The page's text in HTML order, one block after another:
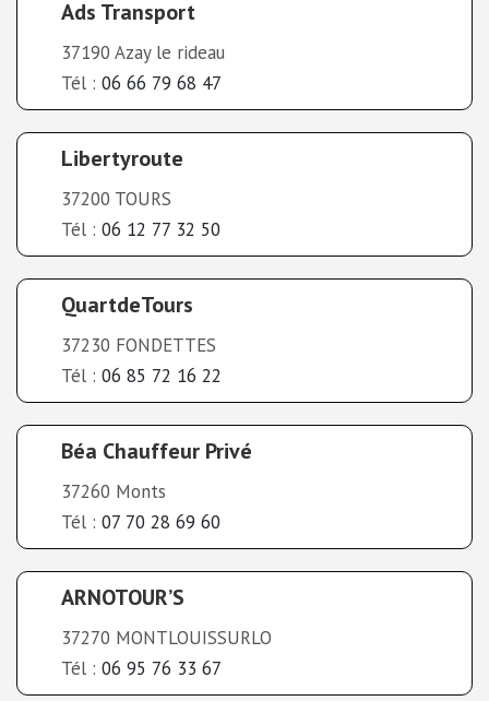
Ads Transport
37190 Azay le rideau
Tél : 06 66 79 68 47
Libertyroute
37200 TOURS
Tél : 06 12 77 32 50
QuartdeTours
37230 FONDETTES
Tél : 06 85 72 16 22
Béa Chauffeur Privé
37260 Monts
Tél : 07 70 28 69 60
ARNOTOUR’S
37270 MONTLOUISSURLO
Tél : 06 95 76 33 67